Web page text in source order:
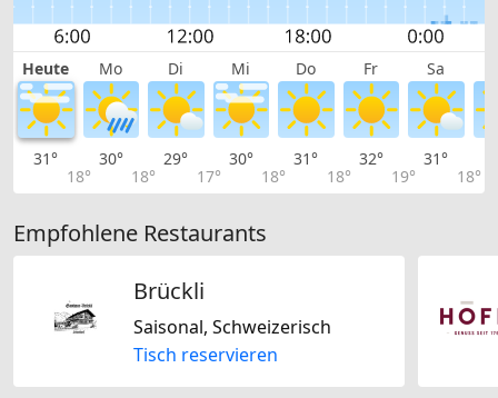
Heute Mo Di Mi Do Fr Sa
31°
18°
30°
18°
29°
17°
30°
18°
31°
18°
32°
19°
31°
18°
Empfohlene Restaurants
Brückli
Saisonal, Schweizerisch
Tisch reservieren